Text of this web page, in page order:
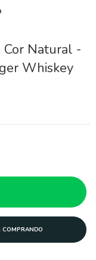
Cor Natural -
Whiskey
COMPRANDO